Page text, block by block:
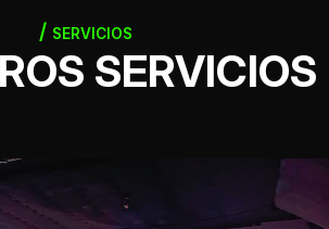
SERVICIOS
SERVICIOS